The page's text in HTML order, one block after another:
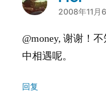
说：
2008年11月
@money, 谢谢！
中相遇呢。
回复